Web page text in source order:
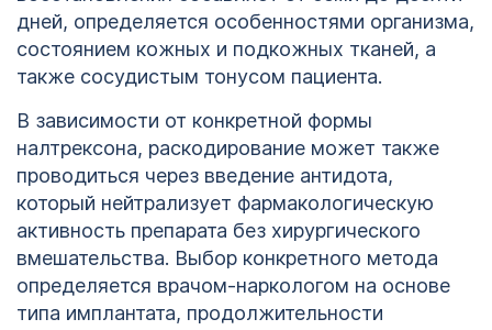
дней, определяется особенностями организма,
состоянием кожных и подкожных тканей, а
также сосудистым тонусом пациента.
В зависимости от конкретной формы
налтрексона, раскодирование может также
проводиться через введение антидота,
который нейтрализует фармакологическую
активность препарата без хирургического
вмешательства. Выбор конкретного метода
определяется врачом-наркологом на основе
типа имплантата, продолжительности